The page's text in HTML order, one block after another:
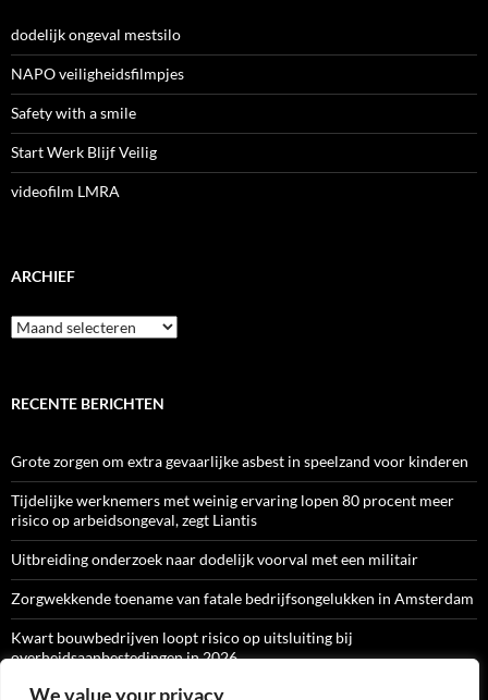
We value your privacy
dodelijk ongeval mestsilo
NAPO veiligheidsfilmpjes
Safety with a smile
Start Werk Blijf Veilig
videofilm LMRA
ARCHIEF
Archief
RECENTE BERICHTEN
Grote zorgen om extra gevaarlijke asbest in speelzand voor kinderen
Tijdelijke werknemers met weinig ervaring lopen 80 procent meer
risico op arbeidsongeval, zegt Liantis
Uitbreiding onderzoek naar dodelijk voorval met een militair
Zorgwekkende toename van fatale bedrijfsongelukken in Amsterdam
Kwart bouwbedrijven loopt risico op uitsluiting bij
overheidsaanbestedingen in 2026